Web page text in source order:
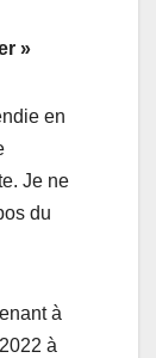
»
en
Je ne
du
à
à